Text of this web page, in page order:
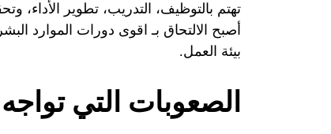
تهتم بالتوظيف، التدريب، تطوير الأداء،
أصبح الالتحاق بـ اقوى دورات الموارد
بيئة العمل.
الصعوبات التي